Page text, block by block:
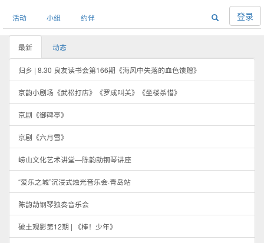
活动 小组 约伴 登录
最新 动态
归乡 | 8.30 良友读书会第166期《海风中失落的血色馈赠》
京韵小剧场《武松打店》《罗成叫关》《坐楼杀惜》
京剧《御碑亭》
京剧《六月雪》
崂山文化艺术讲堂—陈韵劼钢琴讲座
“爱乐之城”沉浸式烛光音乐会·青岛站
陈韵劼钢琴独奏音乐会
破土观影第12期 | 《棒！少年》